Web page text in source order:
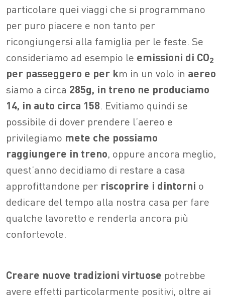
particolare quei viaggi che si programmano
per puro piacere e non tanto per
ricongiungersi alla famiglia per le feste. Se
consideriamo ad esempio le emissioni di CO2
per passeggero e per km in un volo in aereo
siamo a circa 285g, in treno ne produciamo
14, in auto circa 158. Evitiamo quindi se
possibile di dover prendere l’aereo e
privilegiamo mete che possiamo
raggiungere in treno, oppure ancora meglio,
quest’anno decidiamo di restare a casa
approfittandone per riscoprire i dintorni o
dedicare del tempo alla nostra casa per fare
qualche lavoretto e renderla ancora più
confortevole.
Creare nuove tradizioni virtuose potrebbe
avere effetti particolarmente positivi, oltre ai